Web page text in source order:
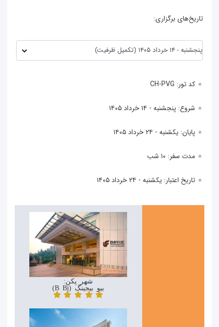
برگزاری:
کد تور: CH-PVG
شروع: پنجشنبه - ۱۴ خرداد ۱۴۰۵
پایان: یکشنبه - ۲۴ خرداد ۱۴۰۵
مدت سفر: ۱۰ شب
تاریخ اعتبار: یکشنبه - ۲۴ خرداد ۱۴۰۵
شهر پکن:
بیو بیجینگ (Boyue Beijing)